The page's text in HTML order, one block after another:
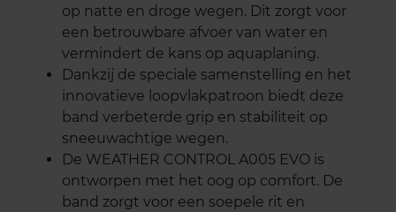
op natte en droge wegen. Dit zorgt voor
een betrouwbare afvoer van water en
vermindert de kans op aquaplaning.
Dankzij de speciale samenstelling en het
innovatieve loopvlakpatroon biedt deze
band verbeterde grip en stabiliteit op
sneeuwachtige wegen.
De WEATHER CONTROL A005 EVO is
ontworpen met het oog op comfort. De
band zorgt voor een soepele rit en